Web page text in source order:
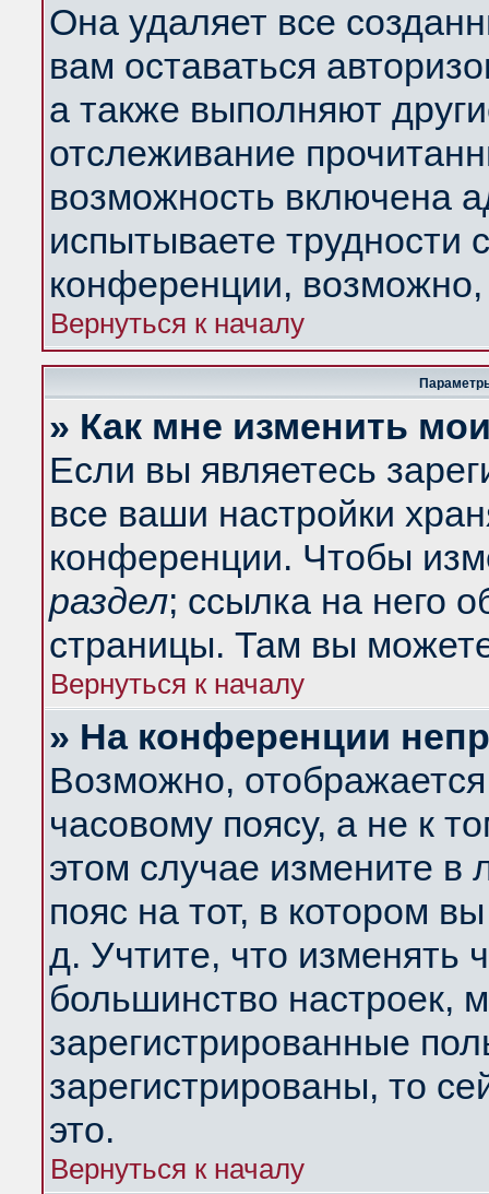
Она удаляет все
вам оставаться
а также выполняют
отслеживание
возможность включена
испытываете трудности
конференции,
Вернуться к началу
» Как мне изменить
Если вы являетесь
все ваши настройки
конференции. Чтобы
раздел; ссылка на него
страницы. Там вы
Вернуться к началу
» На конференции
Возможно,
часовому поясу, а не к
этом случае измените в
пояс на тот, в котором
д. Учтите, что изменять
большинство настроек,
зарегистрированные
зарегистрированы, то
это.
Вернуться к началу